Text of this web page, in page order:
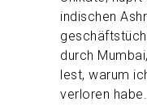
indischen
durch
lest, warum
verloren habe.